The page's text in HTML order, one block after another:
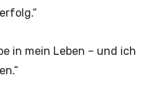
in mein Leben – und ich